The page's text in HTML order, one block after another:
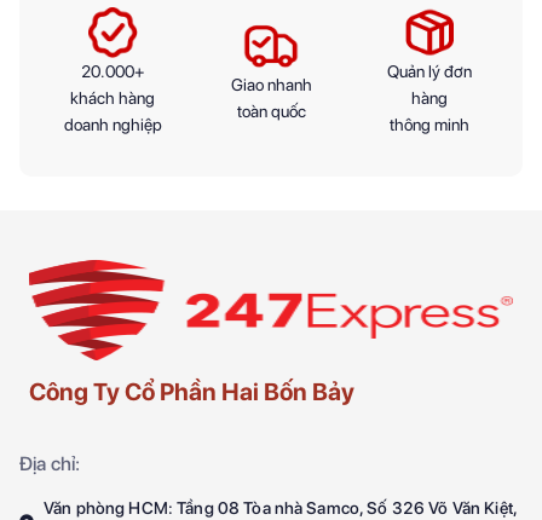
20.000+
khách hàng
doanh nghiệp
Giao nhanh
toàn quốc
Quản lý đơn
hàng
thông minh
Công Ty Cổ Phần Hai Bốn Bảy
Địa chỉ:
Văn phòng HCM: Tầng 08 Tòa nhà Samco, Số 326 Võ Văn Kiệt,